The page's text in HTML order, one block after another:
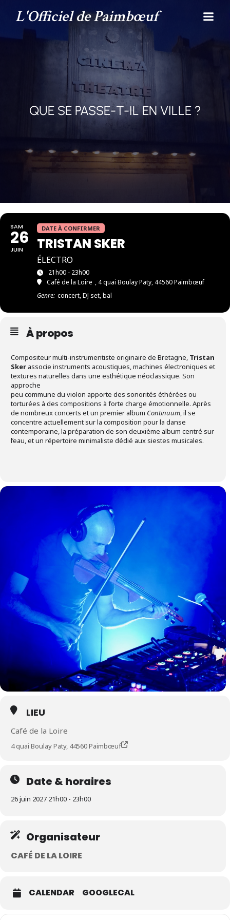
L'Officiel de Paimbœuf
QUE SE PASSE-T-IL EN VILLE ?
SAM
26
JUIN
DATE À CONFIRMER
TRISTAN SKER
ÉLECTRO
21h00 - 23h00
Café de la Loire , 4 quai Boulay Paty, 44560 Paimbœuf
Genre: concert, DJ set, bal
À propos
Compositeur multi-instrumentiste originaire de Bretagne, Tristan
Sker associe instruments acoustiques, machines électroniques et
textures naturelles dans une esthétique néoclassique. Son
approche
peu commune du violon apporte des sonorités éthérées ou
torturées à des compositions à forte charge émotionnelle. Après
de nombreux concerts et un premier album Continuum, il se
concentre actuellement sur la composition pour la danse
contemporaine, la préparation de son deuxième album centré sur
l’eau, et un répertoire minimaliste dédié aux siestes musicales.
LIEU
Café de la Loire
4 quai Boulay Paty, 44560 Paimbœuf
Date & horaires
26 juin 2027 21h00 - 23h00
Organisateur
CAFÉ DE LA LOIRE
CALENDAR GOOGLECAL